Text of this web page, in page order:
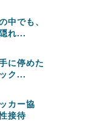
中でも、
れ...
に停めた
ク...
カー協
接待